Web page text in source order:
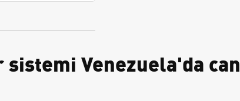
Venezuela'da can